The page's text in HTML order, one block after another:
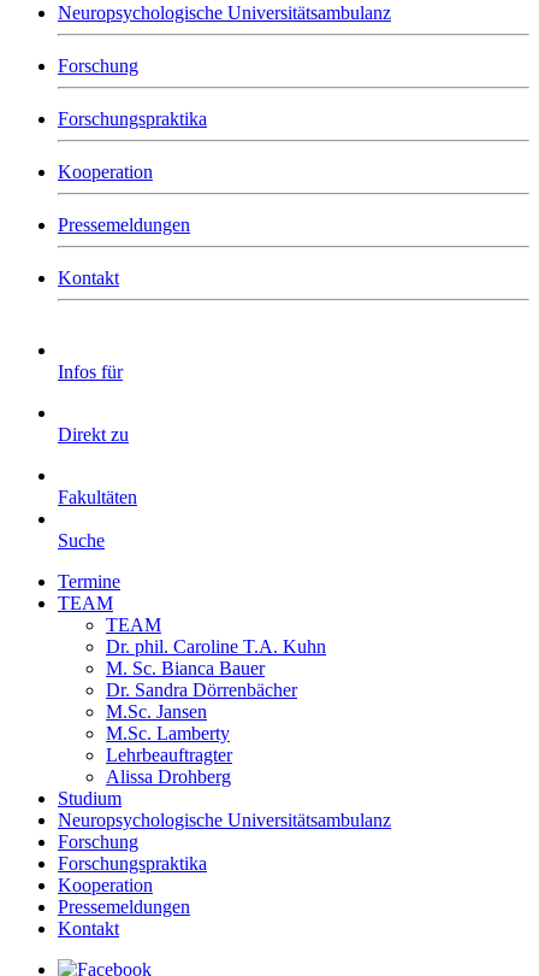
Neuropsychologische Universitätsambulanz
Forschung
Forschungspraktika
Kooperation
Pressemeldungen
Kontakt
Infos für
Direkt zu
Fakultäten
Suche
Termine
TEAM
TEAM
Dr. phil. Caroline T.A. Kuhn
M. Sc. Bianca Bauer
Dr. Sandra Dörrenbächer
M.Sc. Jansen
M.Sc. Lamberty
Lehrbeauftragter
Alissa Drohberg
Studium
Neuropsychologische Universitätsambulanz
Forschung
Forschungspraktika
Kooperation
Pressemeldungen
Kontakt